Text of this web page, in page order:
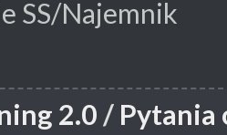
SS/Najemnik
2.0 / Pytania